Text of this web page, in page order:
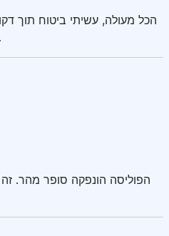
הכל מעולה, עשיתי ביטוח תוך
ביקורות, אצור קשר שוב. תודה.
הפוליסה הונפקה סופר מהר.